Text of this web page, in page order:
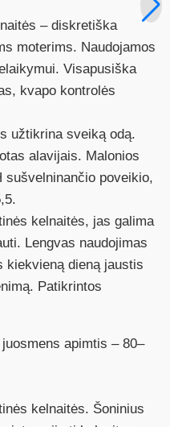
– diskretiška
moterims. Naudojamos
Visapusiška
kvapo kontrolės
užtikrina sveiką odą.
alavijais. Malonios
sušvelninančio poveikio,
kelnaitės, jas galima
Lengvas naudojimas
kiekvieną dieną jaustis
Patikrintos
apimtis – 80–
kelnaitės. Šoninius